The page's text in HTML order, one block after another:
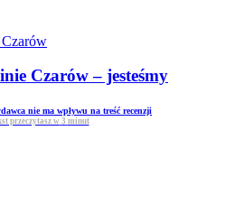
Czarów – jesteśmy
nie ma wpływu na treść recenzji
przeczytasz w 3 minut